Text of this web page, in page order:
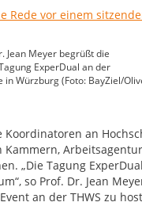
Jean Meyer begrüßt die
ExperDual an der
in Würzburg (Foto: BayZiel/
Koordinatoren an
Kammern,
„Die Tagung
so Prof. Dr. Jean
an der THWS zu